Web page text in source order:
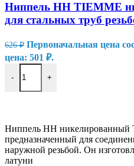
Ниппель HH TIEMME
для стальных труб
626₽ Первоначальная цена
цена: 501 ₽.
- +
Ниппель HH никелированный
предназначенный для
наружной резьбой. Он
латуни